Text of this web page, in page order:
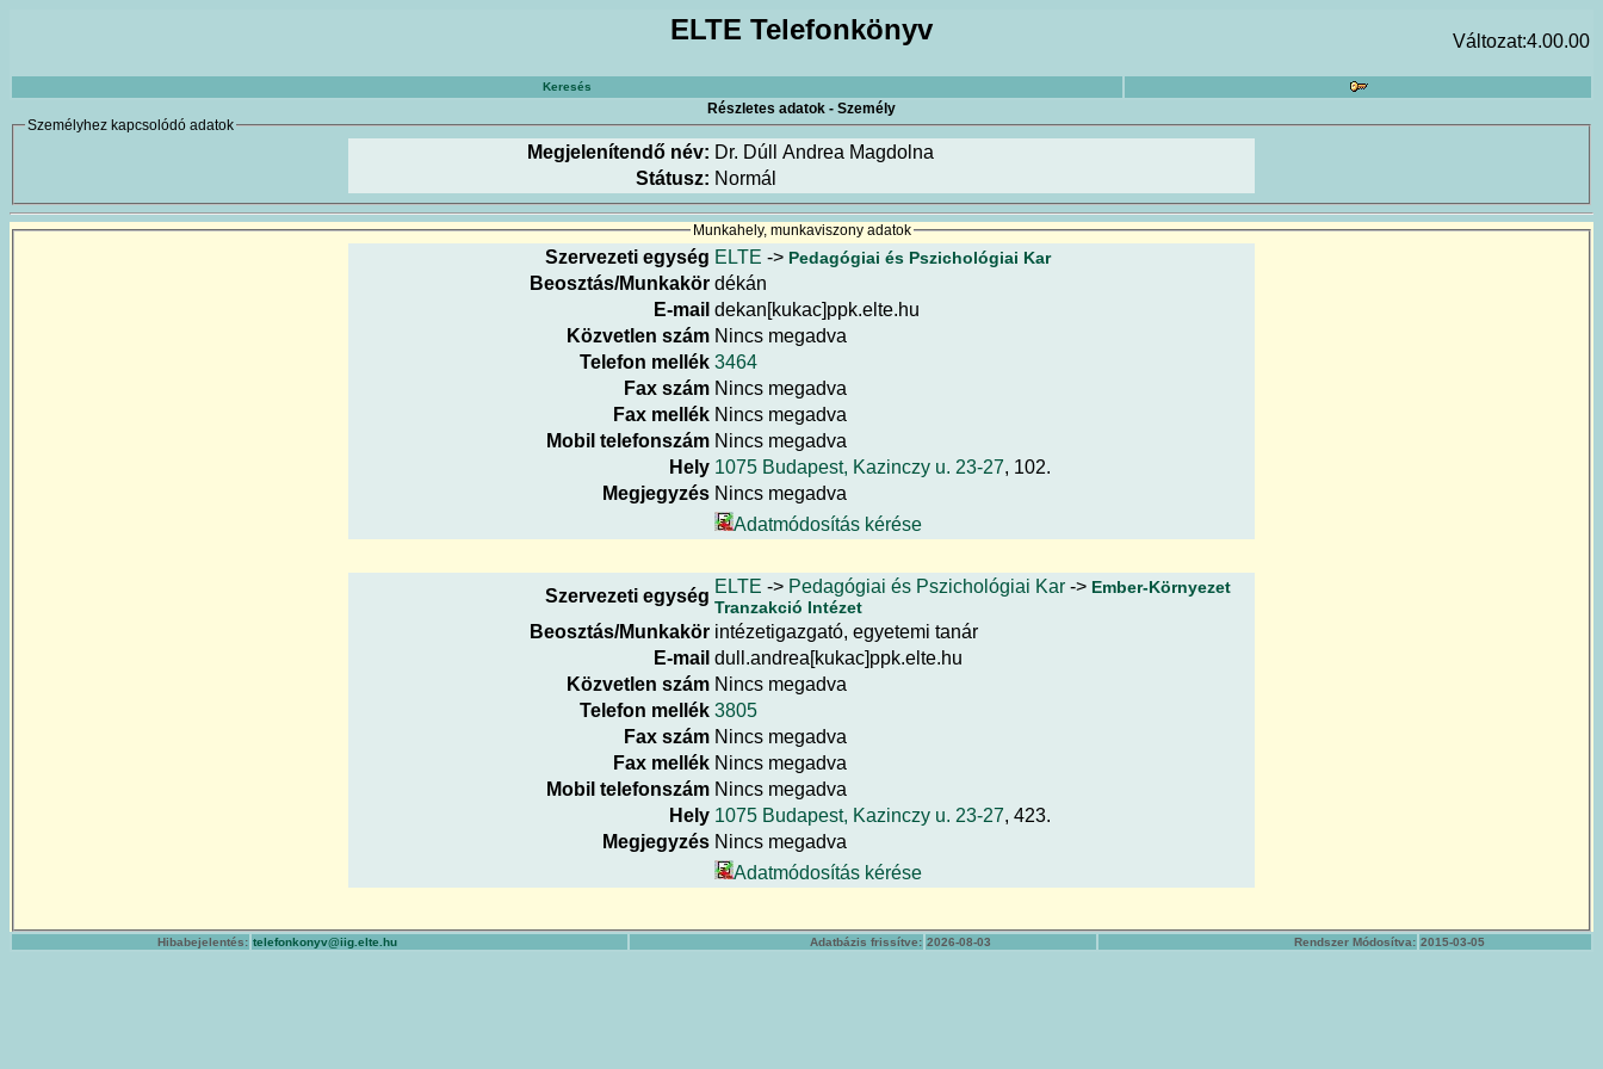
ELTE Telefonkönyv Változat:4.00.00
Keresés
Részletes adatok - Személy
Személyhez kapcsolódó adatok
Megjelenítendő név: Dr. Dúll Andrea Magdolna
Státusz: Normál
Munkahely, munkaviszony adatok
Szervezeti egység ELTE -> Pedagógiai és Pszichológiai Kar
Beosztás/Munkakör dékán
E-mail dekan[kukac]ppk.elte.hu
Közvetlen szám Nincs megadva
Telefon mellék 3464
Fax szám Nincs megadva
Fax mellék Nincs megadva
Mobil telefonszám Nincs megadva
Hely 1075 Budapest, Kazinczy u. 23-27, 102.
Megjegyzés Nincs megadva
Adatmódosítás kérése
Szervezeti egység ELTE -> Pedagógiai és Pszichológiai Kar -> Ember-Környezet
Tranzakció Intézet
Beosztás/Munkakör intézetigazgató, egyetemi tanár
E-mail dull.andrea[kukac]ppk.elte.hu
Közvetlen szám Nincs megadva
Telefon mellék 3805
Fax szám Nincs megadva
Fax mellék Nincs megadva
Mobil telefonszám Nincs megadva
Hely 1075 Budapest, Kazinczy u. 23-27, 423.
Megjegyzés Nincs megadva
Adatmódosítás kérése
Hibabejelentés: telefonkonyv@iig.elte.hu Adatbázis frissítve: 2026-08-03 Rendszer Módosítva: 2015-03-05